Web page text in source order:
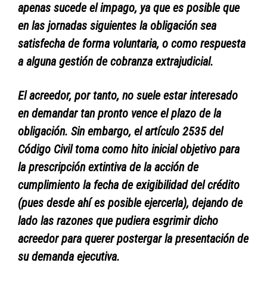
apenas sucede el impago, ya que es posible que
en las jornadas siguientes la obligación sea
satisfecha de forma voluntaria, o como respuesta
a alguna gestión de cobranza extrajudicial.
El acreedor, por tanto, no suele estar interesado
en demandar tan pronto vence el plazo de la
obligación. Sin embargo, el artículo 2535 del
Código Civil toma como hito inicial objetivo para
la prescripción extintiva de la acción de
cumplimiento la fecha de exigibilidad del crédito
(pues desde ahí es posible ejercerla), dejando de
lado las razones que pudiera esgrimir dicho
acreedor para querer postergar la presentación de
su demanda ejecutiva.